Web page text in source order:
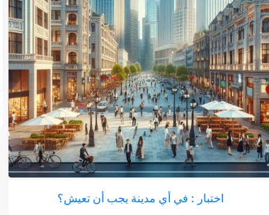
اختبار : في أي مدينة يجب أن تعيش؟